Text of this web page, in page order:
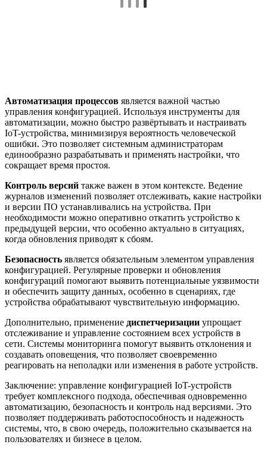
Автоматизация процессов является важной частью
управления конфигурацией. Используя инструменты для
автоматизации, можно быстро развёртывать и настраивать
IoT-устройства, минимизируя вероятность человеческой
ошибки. Это позволяет системным администраторам
единообразно разрабатывать и применять настройки, что
сокращает время простоя.
Контроль версий также важен в этом контексте. Ведение
журналов изменений позволяет отслеживать, какие настройки
и версии ПО устанавливались на устройства. При
необходимости можно оперативно откатить устройство к
предыдущей версии, что особенно актуально в ситуациях,
когда обновления приводят к сбоям.
Безопасность является обязательным элементом управления
конфигурацией. Регулярные проверки и обновления
конфигураций помогают выявить потенциальные уязвимости
и обеспечить защиту данных, особенно в сценариях, где
устройства обрабатывают чувствительную информацию.
Дополнительно, применение диспетчеризации упрощает
отслеживание и управление состоянием всех устройств в
сети. Системы мониторинга помогут выявить отклонения и
создавать оповещения, что позволяет своевременно
реагировать на неполадки или изменения в работе устройств.
Заключение: управление конфигурацией IoT-устройств
требует комплексного подхода, обеспечивая одновременно
автоматизацию, безопасность и контроль над версиями. Это
позволяет поддерживать работоспособность и надежность
системы, что, в свою очередь, положительно сказывается на
пользователях и бизнесе в целом.